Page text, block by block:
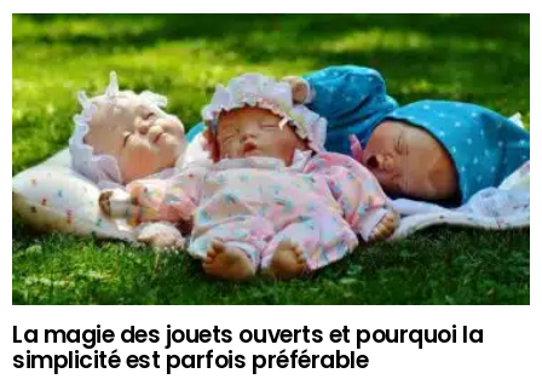
La magie des jouets ouverts et pourquoi la
simplicité est parfois préférable